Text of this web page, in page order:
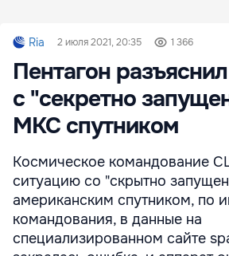
Ria 2 июля 2021, 20:35 1 366
Пентагон
с "секретно
МКС спутником
Космическое командование
ситуацию со "скрытно
американским спутником, по
командования, в данные на
специализированном сайте